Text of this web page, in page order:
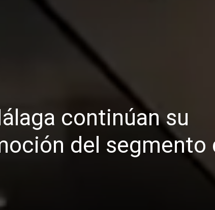
continúan su
del segmento